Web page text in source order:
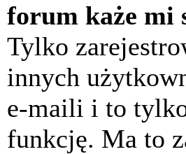
forum każe mi
Tylko
innych
e-maili i to
funkcję. Ma to